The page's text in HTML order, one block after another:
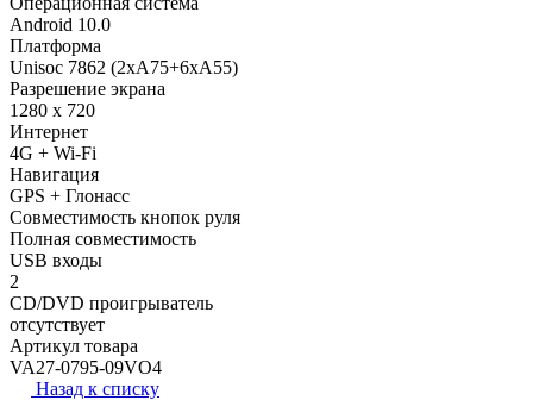
Android 10.0
Платформа
Unisoc 7862 (2xA75+6xA55)
Разрешение экрана
1280 x 720
Интернет
4G + Wi-Fi
Навигация
GPS + Глонасс
Совместимость кнопок руля
Полная совместимость
USB входы
2
CD/DVD проигрыватель
отсутствует
Артикул товара
VA27-0795-09VO4
Назад к списку